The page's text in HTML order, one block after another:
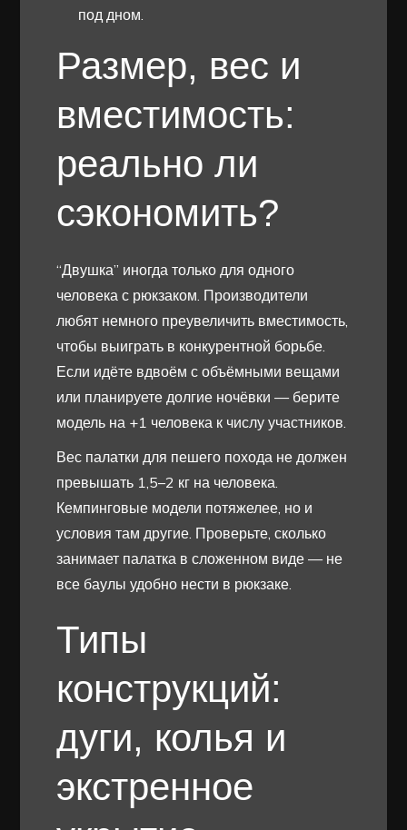
под дном.
Размер, вес и
вместимость:
реально ли
сэкономить?
“Двушка” иногда только для одного
человека с рюкзаком. Производители
любят немного преувеличить вместимость,
чтобы выиграть в конкурентной борьбе.
Если идёте вдвоём с объёмными вещами
или планируете долгие ночёвки — берите
модель на +1 человека к числу участников.
Вес палатки для пешего похода не должен
превышать 1,5–2 кг на человека.
Кемпинговые модели потяжелее, но и
условия там другие. Проверьте, сколько
занимает палатка в сложенном виде — не
все баулы удобно нести в рюкзаке.
Типы
конструкций:
дуги, колья и
экстренное